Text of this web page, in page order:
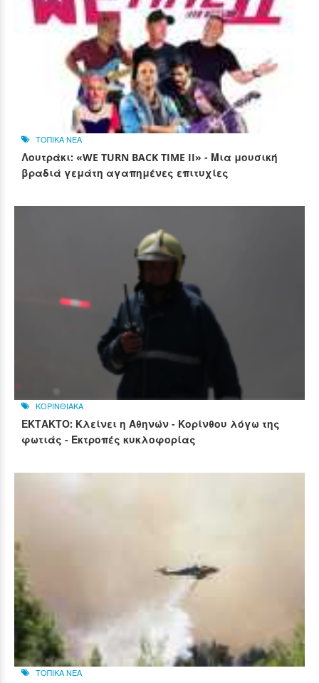
ΤΟΠΙΚΑ ΝΕΑ
Λουτράκι: «WE TURN BACK TIME II» - Μια μουσική
βραδιά γεμάτη αγαπημένες επιτυχίες
ΚΟΡΙΝΘΙΑΚΑ
ΕΚΤΑΚΤΟ: Κλείνει η Αθηνών - Κορίνθου λόγω της
φωτιάς - Εκτροπές κυκλοφορίας
ΤΟΠΙΚΑ ΝΕΑ